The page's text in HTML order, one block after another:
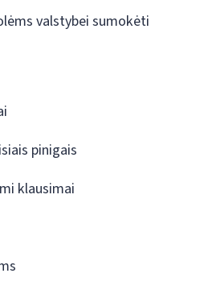
valstybei sumokėti
pinigais
klausimai